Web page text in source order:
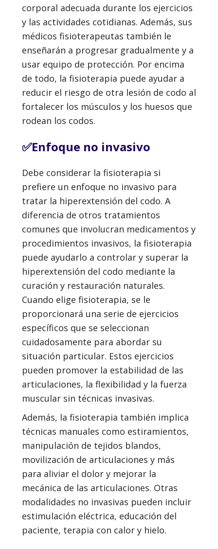
corporal adecuada durante los ejercicios
y las actividades cotidianas. Además, sus
médicos fisioterapeutas también le
enseñarán a progresar gradualmente y a
usar equipo de protección. Por encima
de todo, la fisioterapia puede ayudar a
reducir el riesgo de otra lesión de codo al
fortalecer los músculos y los huesos que
rodean los codos.
✅Enfoque no invasivo
Debe considerar la fisioterapia si
prefiere un enfoque no invasivo para
tratar la hiperextensión del codo. A
diferencia de otros tratamientos
comunes que involucran medicamentos y
procedimientos invasivos, la fisioterapia
puede ayudarlo a controlar y superar la
hiperextensión del codo mediante la
curación y restauración naturales.
Cuando elige fisioterapia, se le
proporcionará una serie de ejercicios
específicos que se seleccionan
cuidadosamente para abordar su
situación particular. Estos ejercicios
pueden promover la estabilidad de las
articulaciones, la flexibilidad y la fuerza
muscular sin técnicas invasivas.
Además, la fisioterapia también implica
técnicas manuales como estiramientos,
manipulación de tejidos blandos,
movilización de articulaciones y más
para aliviar el dolor y mejorar la
mecánica de las articulaciones. Otras
modalidades no invasivas pueden incluir
estimulación eléctrica, educación del
paciente, terapia con calor y hielo.